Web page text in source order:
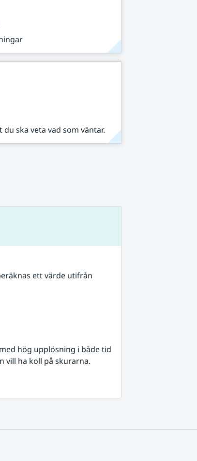
ska veta vad som väntar.
ett värde utifrån
hög upplösning i både tid
vill ha koll på skurarna.